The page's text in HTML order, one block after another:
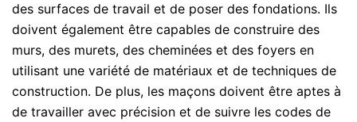
des surfaces de travail et de poser des fondations. Ils
doivent également être capables de construire des
murs, des murets, des cheminées et des foyers en
utilisant une variété de matériaux et de techniques de
construction. De plus, les maçons doivent être aptes à
de travailler avec précision et de suivre les codes de